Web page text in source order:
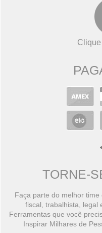
TORNE-
Faça parte do melhor
fiscal, trabalhista, legal
Ferramentas que você
Inspirar Milhares de